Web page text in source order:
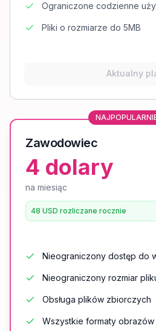
Ograniczone codzienne
Pliki o rozmiarze do 5MB
Aktualny
Zawodowiec
4 dolary
na miesiąc
48 USD rozliczane rocznie
Nieograniczony dostęp do
Nieograniczony rozmiar
Obsługa plików zbiorczych
Wszystkie formaty obrazów